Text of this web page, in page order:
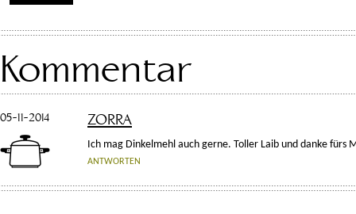
Kommentar
05-11-2014 ZORRA
Ich mag Dinkelmehl auch gerne. Toller Laib und danke fürs
ANTWORTEN